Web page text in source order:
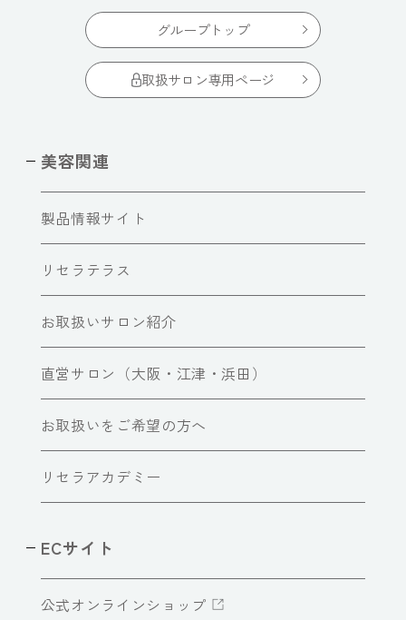
グループトップ
取扱サロン専用ページ
美容関連
製品情報サイト
リセラテラス
お取扱いサロン紹介
直営サロン（大阪・江津・浜田）
お取扱いをご希望の方へ
リセラアカデミー
ECサイト
公式オンラインショップ